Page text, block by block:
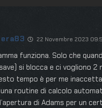
22 Novembre 2023
funziona. Solo che
si blocca e ci vogliono 2
tempo è per me
routine di calcolo
di Adams per un